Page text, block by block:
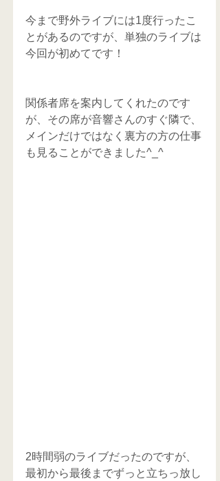
今まで野外ライブには1度行ったこ
とがあるのですが、単独のライブは
今回が初めてです！
関係者席を案内してくれたのです
が、その席が音響さんのすぐ隣で、
メインだけではなく裏方の方の仕事
も見ることができました^_^
2時間弱のライブだったのですが、
最初から最後までずっと立ちっ放し